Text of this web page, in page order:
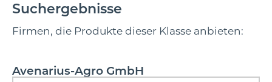
Suchergebnisse
Firmen, die Produkte dieser Klasse anbieten:
Avenarius-Agro GmbH